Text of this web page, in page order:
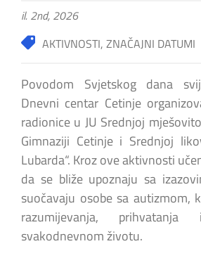
il. 2nd, 2026
AKTIVNOSTI, ZNAČAJNI DATUMI
Povodom Svjetskog dana
Dnevni centar Cetinje
radionice u JU Srednjoj
Gimnaziji Cetinje i Srednjoj
Lubarda“. Kroz ove aktivnosti
da se bliže upoznaju sa
suočavaju osobe sa autizmom,
razumijevanja,
svakodnevnom životu.